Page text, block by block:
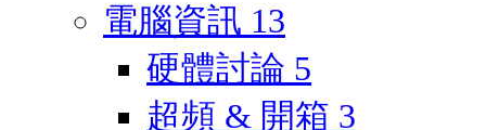
電腦資訊 13
硬體討論 5
超頻 & 開箱 3